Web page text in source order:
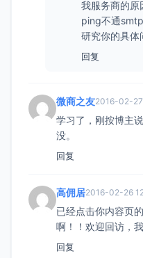
我服务商的原
ping不通
研究你的具体
回复
微商之友2016-02-
学习了，刚按博主
没。
回复
高佣居2016-02-26
已经点击你内容页
啊！！欢迎回访，
回复